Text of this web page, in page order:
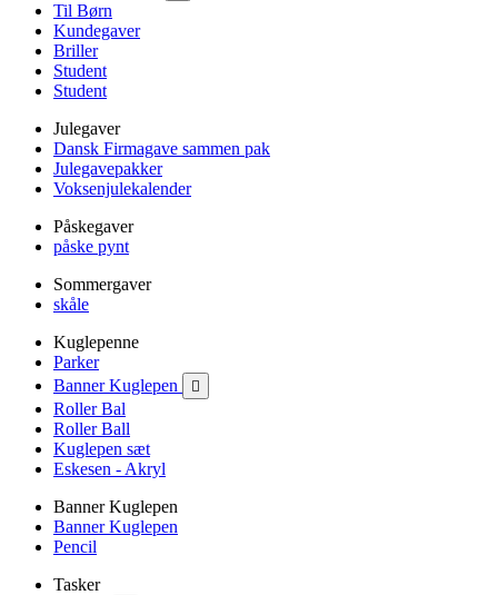
Til Børn
Kundegaver
Briller
Student
Student
Julegaver
Dansk Firmagave sammen pak
Julegavepakker
Voksenjulekalender
Påskegaver
påske pynt
Sommergaver
skåle
Kuglepenne
Parker
Banner Kuglepen

Roller Bal
Roller Ball
Kuglepen sæt
Eskesen - Akryl
Banner Kuglepen
Banner Kuglepen
Pencil
Tasker